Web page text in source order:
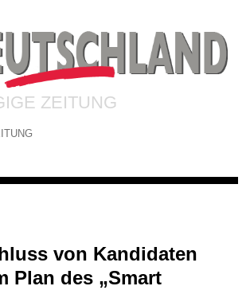
ZEITUNG
von Kandidaten
Plan des „Smart